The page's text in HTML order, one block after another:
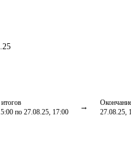
по 27.08.25, 17:00
27.08.25,